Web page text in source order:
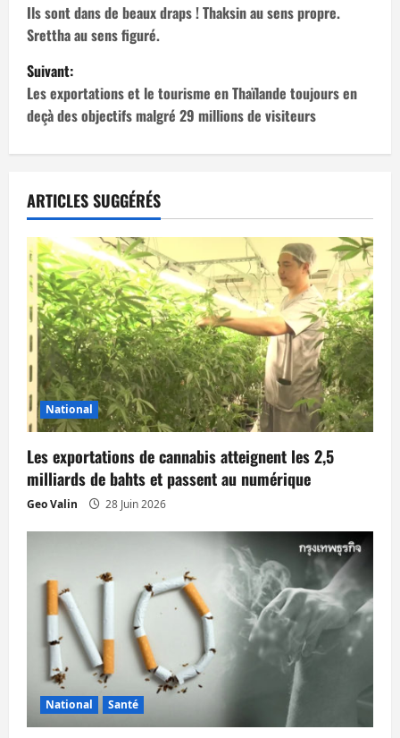
a
v
i
g
t
i
o
n
d
’
a
r
t
Ils sont dans de beaux draps ! Thaksin au sens propre.
Srettha au sens figuré.
Suivant:
Les exportations et le tourisme en Thaïlande toujours en
deçà des objectifs malgré 29 millions de visiteurs
ARTICLES SUGGÉRÉS
National
Les exportations de cannabis atteignent les 2,5
milliards de bahts et passent au numérique
Geo Valin 28 Juin 2026
National Santé